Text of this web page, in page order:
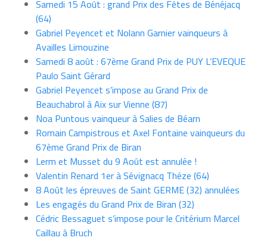
Samedi 15 Août : grand Prix des Fêtes de Bénéjacq
(64)
Gabriel Peyencet et Nolann Garnier vainqueurs à
Availles Limouzine
Samedi 8 août : 67ème Grand Prix de PUY L’EVEQUE
Paulo Saint Gérard
Gabriel Peyencet s’impose au Grand Prix de
Beauchabrol à Aix sur Vienne (87)
Noa Puntous vainqueur à Salies de Béarn
Romain Campistrous et Axel Fontaine vainqueurs du
67ème Grand Prix de Biran
Lerm et Musset du 9 Août est annulée !
Valentin Renard 1er à Sévignacq Théze (64)
8 Août les épreuves de Saint GERME (32) annulées
Les engagés du Grand Prix de Biran (32)
Cédric Bessaguet s’impose pour le Critérium Marcel
Caillau à Bruch